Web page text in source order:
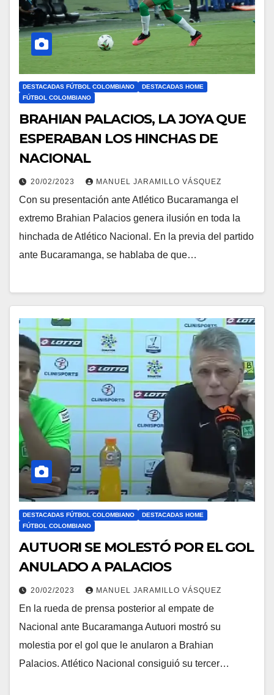
DESTACADAS FÚTBOL COLOMBIANO
DESTACADAS HOME
FÚTBOL COLOMBIANO
BRAHIAN PALACIOS, LA JOYA QUE
ESPERABAN LOS HINCHAS DE
NACIONAL
20/02/2023 MANUEL JARAMILLO VÁSQUEZ
Con su presentación ante Atlético Bucaramanga el
extremo Brahian Palacios genera ilusión en toda la
hinchada de Atlético Nacional. En la previa del partido
ante Bucaramanga, se hablaba de que…
DESTACADAS FÚTBOL COLOMBIANO
DESTACADAS HOME
FÚTBOL COLOMBIANO
AUTUORI SE MOLESTÓ POR EL GOL
ANULADO A PALACIOS
20/02/2023 MANUEL JARAMILLO VÁSQUEZ
En la rueda de prensa posterior al empate de
Nacional ante Bucaramanga Autuori mostró su
molestia por el gol que le anularon a Brahian
Palacios. Atlético Nacional consiguió su tercer…